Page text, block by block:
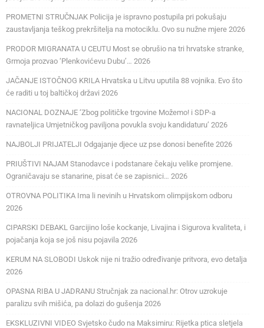
PROMETNI STRUČNJAK Policija je ispravno postupila pri pokušaju
zaustavljanja teškog prekršitelja na motociklu. Ovo su nužne mjere 2026
PRODOR MIGRANATA U CEUTU Most se obrušio na tri hrvatske stranke,
Grmoja prozvao ‘Plenkovićevu Dubu’… 2026
JAČANJE ISTOČNOG KRILA Hrvatska u Litvu uputila 88 vojnika. Evo što
će raditi u toj baltičkoj državi 2026
NACIONAL DOZNAJE ‘Zbog političke trgovine Možemo! i SDP-a
ravnateljica Umjetničkog paviljona povukla svoju kandidaturu’ 2026
NAJBOLJI PRIJATELJI Odgajanje djece uz pse donosi benefite 2026
PRIUŠTIVI NAJAM Stanodavce i podstanare čekaju velike promjene.
Ograničavaju se stanarine, pisat će se zapisnici… 2026
OTROVNA POLITIKA Ima li nevinih u Hrvatskom olimpijskom odboru
2026
CIPARSKI DEBAKL Garcijino loše kockanje, Livajina i Sigurova kvaliteta, i
pojačanja koja se još nisu pojavila 2026
KERUM NA SLOBODI Uskok nije ni tražio određivanje pritvora, evo detalja
2026
OPASNA RIBA U JADRANU Stručnjak za nacional.hr: Otrov uzrokuje
paralizu svih mišića, pa dolazi do gušenja 2026
EKSKLUZIVNI VIDEO Svjetsko čudo na Maksimiru: Rijetka ptica sletjela